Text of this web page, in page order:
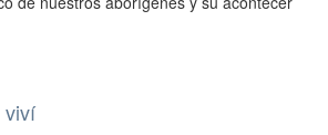
viví